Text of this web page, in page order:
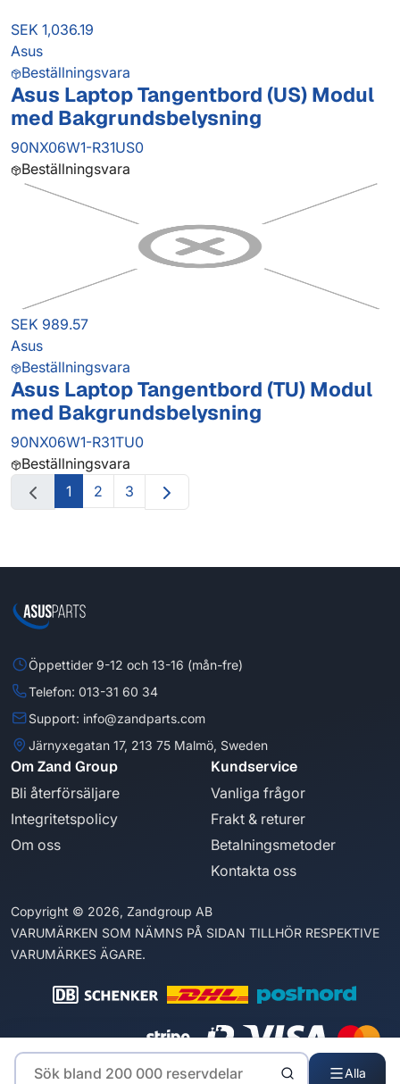
Alla
SEK 1,036.19
Asus
Beställningsvara
Asus Laptop Tangentbord (US) Modul
med Bakgrundsbelysning
90NX06W1-R31US0
Beställningsvara
SEK 989.57
Asus
Beställningsvara
Asus Laptop Tangentbord (TU) Modul
med Bakgrundsbelysning
90NX06W1-R31TU0
Beställningsvara
1
2 3
Öppettider 9-12 och 13-16 (mån-fre)
Telefon: 013-31 60 34
Support: info@zandparts.com
Järnyxegatan 17, 213 75 Malmö, Sweden
Om Zand Group
Bli återförsäljare
Integritetspolicy
Om oss
Kundservice
Vanliga frågor
Frakt & returer
Betalningsmetoder
Kontakta oss
Copyright © 2026, Zandgroup AB
VARUMÄRKEN SOM NÄMNS PÅ SIDAN TILLHÖR RESPEKTIVE
VARUMÄRKES ÄGARE.